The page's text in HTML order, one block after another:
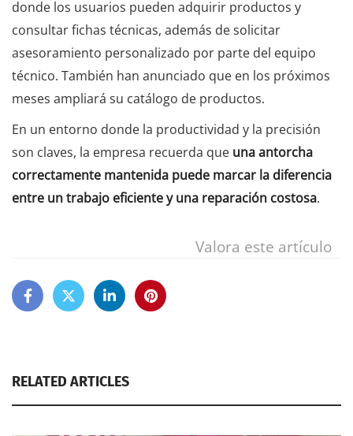
donde los usuarios pueden adquirir productos y
consultar fichas técnicas, además de solicitar
asesoramiento personalizado por parte del equipo
técnico. También han anunciado que en los próximos
meses ampliará su catálogo de productos.
En un entorno donde la productividad y la precisión
son claves, la empresa recuerda que una antorcha
correctamente mantenida puede marcar la diferencia
entre un trabajo eficiente y una reparación costosa.
Valora este artículo
RELATED ARTICLES